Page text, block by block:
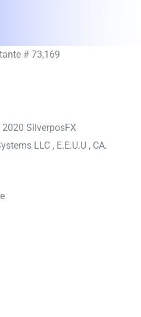
# 73,169
SilverposFX
LLC , E.E.U.U , CA.